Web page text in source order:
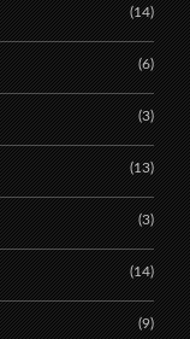
(14)
(6)
(3)
(13)
(3)
(14)
(9)